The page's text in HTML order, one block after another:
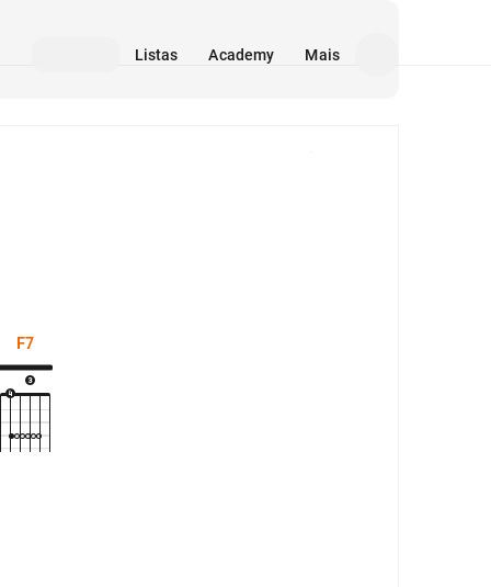
Listas Academy Mais
F7